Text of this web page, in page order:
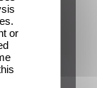
or